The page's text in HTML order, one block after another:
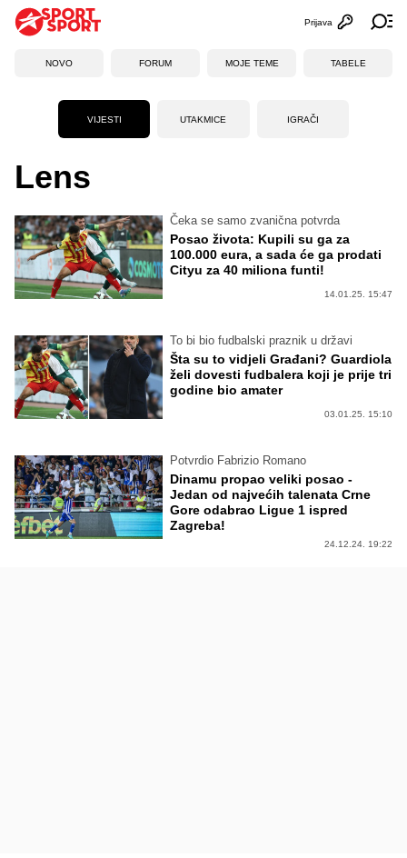
Otvori
Prijava
NOVO FORUM MOJE TEME TABELE
VIJESTI UTAKMICE IGRAČI
Lens
Čeka se samo zvanična potvrda
Posao života: Kupili su ga za
100.000 eura, a sada će ga prodati
Cityu za 40 miliona funti!
14.01.25. 15:47
To bi bio fudbalski praznik u državi
Šta su to vidjeli Građani? Guardiola
želi dovesti fudbalera koji je prije tri
godine bio amater
03.01.25. 15:10
Potvrdio Fabrizio Romano
Dinamu propao veliki posao -
Jedan od najvećih talenata Crne
Gore odabrao Ligue 1 ispred
Zagreba!
24.12.24. 19:22